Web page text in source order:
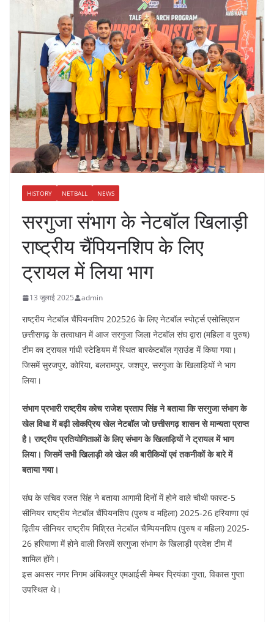
HISTORY NETBALL NEWS
सरगुजा संभाग के नेटबॉल खिलाड़ी
राष्ट्रीय चैंपियनशिप के लिए
ट्रायल में लिया भाग
13 जुलाई 2025 admin
राष्ट्रीय नेटबॉल चैंपियनशिप 202526 के लिए नेटबॉल स्पोर्ट्स एसोसिएशन
छत्तीसगढ़ के तत्वाधान में आज सरगुजा जिला नेटबॉल संघ द्वारा (महिला व पुरुष)
टीम का ट्रायल गांधी स्टेडियम में स्थित बास्केटबॉल ग्राउंड में किया गया।
जिसमें सुरजपुर, कोरिया, बलरामपुर, जशपुर, सरगुजा के खिलाड़ियों ने भाग
लिया।
संभाग प्रभारी राष्ट्रीय कोच राजेश प्रताप सिंह ने बताया कि सरगुजा संभाग के
खेल विधा में बढ़ी लोकप्रिय खेल नेटबॉल जो छत्तीसगढ़ शासन से मान्यता प्राप्त
है। राष्ट्रीय प्रतियोगिताओं के लिए संभाग के खिलाड़ियों ने ट्रायल में भाग
लिया। जिसमें सभी खिलाड़ी को खेल की बारीकियों एवं तकनीकों के बारे में
बताया गया।
संघ के सचिव रजत सिंह ने बताया आगामी दिनों में होने वाले चौथी फास्ट-5
सीनियर राष्ट्रीय नेटबॉल चैंपियनशिप (पुरुष व महिला) 2025-26 हरियाणा एवं
द्वितीय सीनियर राष्ट्रीय मिश्रित नेटबॉल चैम्पियनशिप (पुरुष व महिला) 2025-
26 हरियाणा में होने वाली जिसमें सरगुजा संभाग के खिलाड़ी प्रदेश टीम में
शामिल होंगे।
इस अवसर नगर निगम अंबिकापुर एमआईसी मेम्बर प्रियंका गुप्ता, विकास गुप्ता
उपस्थित थे।